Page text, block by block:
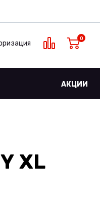
0
АКЦИИ
XL